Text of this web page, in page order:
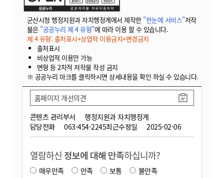
군산시청 행정지원과 자치행정계에서 제작한 "한눈에 서비스"저작
물은 "공공누리 제 4 유형"에 따라 이용 할 수 있습니다.
제 4 유형: 출처표시+상업적 이용금지+변경금지
출처표시
비상업적 이용만 가능
변형 등 2차적 저작물 작성 금지
※ 공공누리 마크를 클릭하시면 상세내용을 확인 하실 수 있습니다.
콘텐츠 관리부서
행정지원과 자치행정계
담당전화
063-454-2245최근수정일 2025-02-06
홈페이지 개선의견
열람하신 정보에 대해 만족하십니까?
매우만족 만족 보통
불만족